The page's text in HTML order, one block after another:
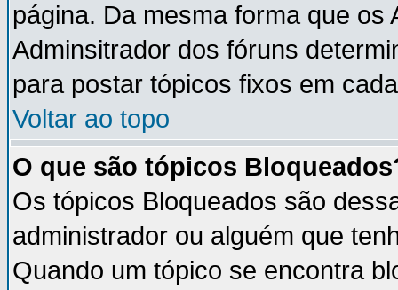
página. Da mesma forma que os
Adminsitrador dos fóruns
para postar tópicos fixos em
Voltar ao topo
O que são tópicos
Os tópicos Bloqueados são
administrador ou alguém que
Quando um tópico se encontra